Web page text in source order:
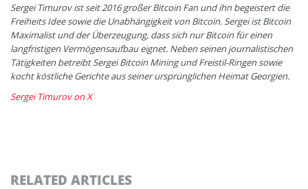
Sergei Timurov ist seit 2016 großer Bitcoin Fan und ihn begeistert die
Freiheits Idee sowie die Unabhängigkeit von Bitcoin. Sergei ist Bitcoin
Maximalist und der Überzeugung, dass sich nur Bitcoin für einen
langfristigen Vermögensaufbau eignet. Neben seinen journalistischen
Tätigkeiten betreibt Sergei Bitcoin Mining und Freistil-Ringen sowie
kocht köstliche Gerichte aus seiner ursprünglichen Heimat Georgien.
Sergei Timurov on X
RELATED ARTICLES